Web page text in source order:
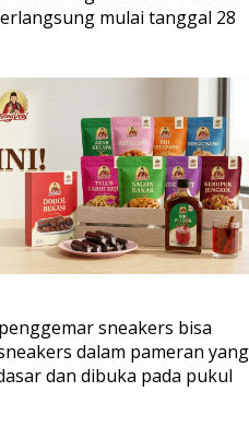
mulai tanggal 28
sneakers bisa
dalam pameran yang
dan dibuka pada pukul